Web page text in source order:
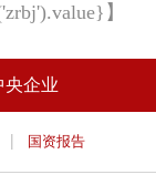
】
央企业
| 国资报告